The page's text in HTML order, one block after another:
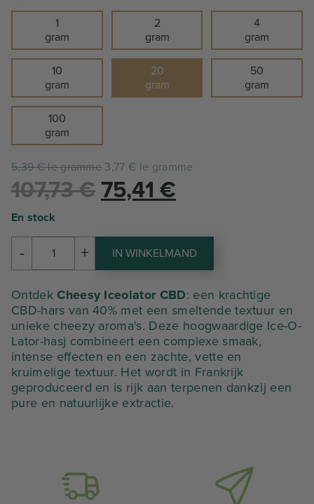
1
gram
2
gram
4
gram
10
gram
20
gram
50
gram
100
gram
5,39 € le gramme 3,77 € le gramme
107,73€ Le
initial
était :
107,73 €.
75,41 €
actuel
est :
75,41 €.
En stock
-
hoeveelheid
CHEESY
ICEOLATOR
+ IN WINKELMAND
OntdekCheesy Iceolator CBD: een krachtige
CBD-hars van 40% met een smeltende textuur en
unieke cheezy aroma's. Deze hoogwaardige Ice-O-
Lator-hasj combineert een complexe smaak,
intense effecten en een zachte, vette en
kruimelige textuur. Het wordt in Frankrijk
geproduceerd en is rijk aan terpenen dankzij een
pure en natuurlijke extractie.